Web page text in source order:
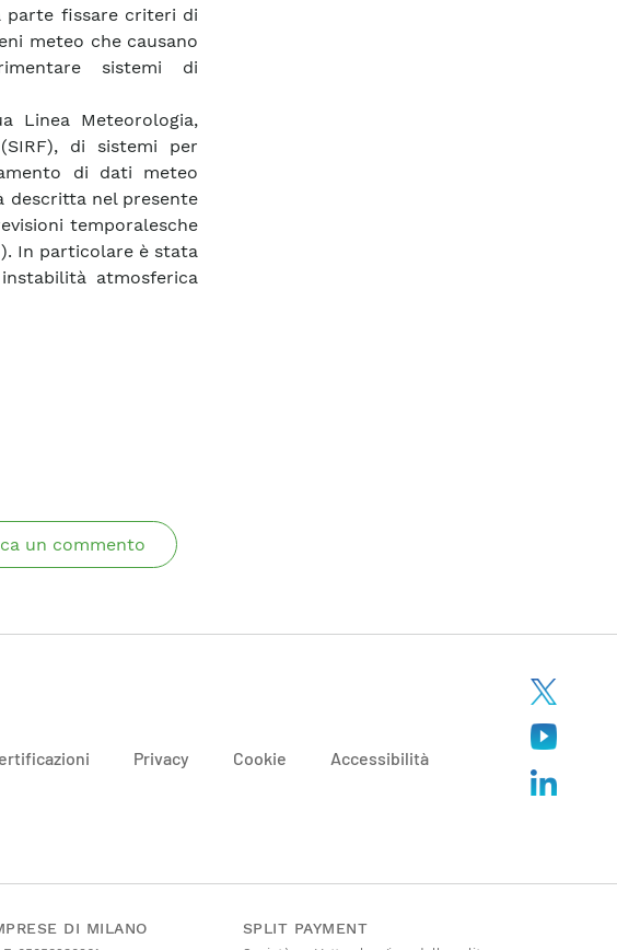
parte fissare criteri di
meteo che causano
sistemi di
Linea Meteorologia,
di sistemi per
di dati meteo
descritta nel presente
temporalesche
In particolare è stata
atmosferica
un commento
Privacy Cookie Accessibilità
DI MILANO SPLIT PAYMENT